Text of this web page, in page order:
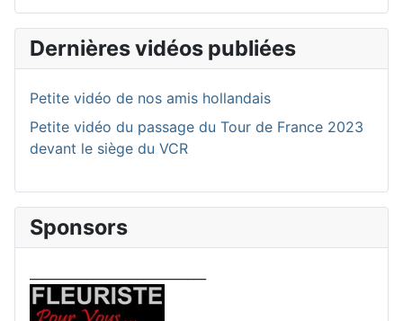
Dernières vidéos publiées
Petite vidéo de nos amis hollandais
Petite vidéo du passage du Tour de France 2023
devant le siège du VCR
Sponsors